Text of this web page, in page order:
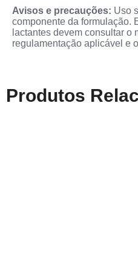
Avisos e precauções: Uso
componente da formulação.
lactantes devem consultar
regulamentação aplicável e
Produtos